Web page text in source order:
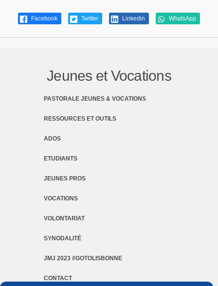
Facebook Twitter Linkedin WhatsApp
Jeunes et Vocations
PASTORALE JEUNES & VOCATIONS
RESSOURCES ET OUTILS
ADOS
ETUDIANTS
JEUNES PROS
VOCATIONS
VOLONTARIAT
SYNODALITÉ
JMJ 2023 #GOTOLISBONNE
CONTACT